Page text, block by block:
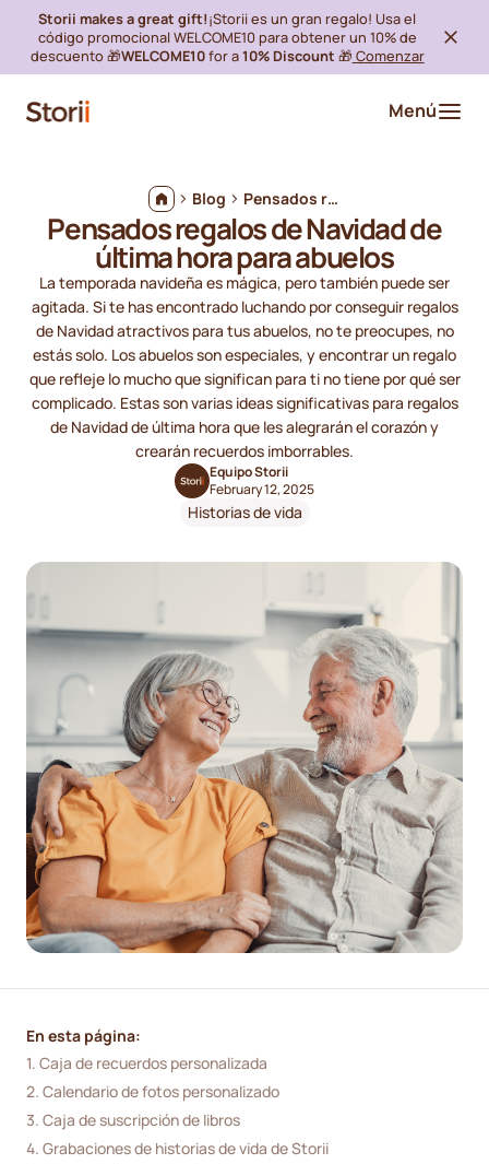
Storii makes a great gift!¡Storii es un gran regalo! Usa el
código promocional WELCOME10 para obtener un 10% de
descuento 🎁WELCOME10for a10% Discount 🎁 Comenzar
Menú
Blog Pensados regalos de Navidad de última hora para abuelos
Pensados regalos de Navidad de
última hora para abuelos
La temporada navideña es mágica, pero también puede ser
agitada. Si te has encontrado luchando por conseguir regalos
de Navidad atractivos para tus abuelos, no te preocupes, no
estás solo. Los abuelos son especiales, y encontrar un regalo
que refleje lo mucho que significan para ti no tiene por qué ser
complicado. Estas son varias ideas significativas para regalos
de Navidad de última hora que les alegrarán el corazón y
crearán recuerdos imborrables.
Equipo Storii
February 12, 2025
Historias de vida
En esta página:
1. Caja de recuerdos personalizada
2. Calendario de fotos personalizado
3. Caja de suscripción de libros
4. Grabaciones de historias de vida de Storii